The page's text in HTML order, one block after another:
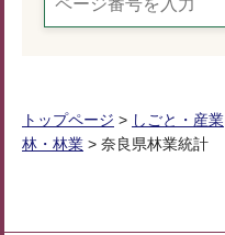
トップページ > しごと・産業
林・林業 > 奈良県林業統計